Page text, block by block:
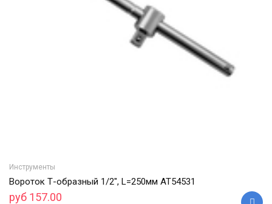
Инструменты
Вороток Т-образный 1/2", L=250мм АТ54531
руб 157.00